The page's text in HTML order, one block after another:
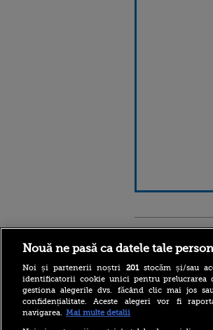
Nouă ne pasă ca datele tale
Noi și partenerii noștri 201stocăm și/sau
identificatorii cookie unici pentru prelucrarea
gestiona alegerile dvs. făcând clic mai jos
confidențialitate. Aceste alegeri vor fi
navigarea. Mai multe detalii